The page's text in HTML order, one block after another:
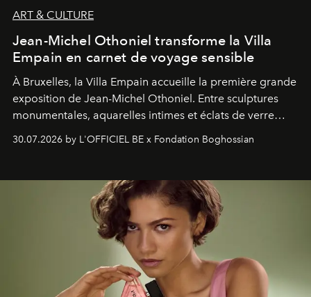
ART & CULTURE
Jean-Michel Othoniel transforme la Villa
Empain en carnet de voyage sensible
À Bruxelles, la Villa Empain accueille la première grande
exposition de Jean-Michel Othoniel. Entre sculptures
monumentales, aquarelles intimes et éclats de verre
soufflé, l’artiste français compose un itinéraire
émotionnel où chaque œuvre devient le souvenir
émerveillement.
30.07.2026 by L'OFFICIEL BE x Fondation Boghossian